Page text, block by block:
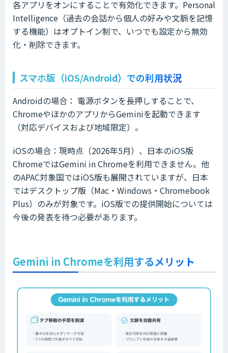
各アプリをオンにすることで有効化できます。Personal
Intelligence（過去の会話から個人の好みや文脈を記憶
する機能）はオプトイン制で、いつでも設定から無効
化・削除できます。
スマホ版（iOS/Android）での利用状況
Androidの場合： 電源ボタンを長押しすることで、
ChromeやほかのアプリからGeminiを起動できます
（対応デバイスおよび地域限定）。
iOSの場合：現時点（2026年5月）、日本のiOS版
ChromeではGemini in Chromeを利用できません。他
のAPAC対象国ではiOS版も展開されていますが、日本
ではデスクトップ版（Mac・Windows・Chromebook
Plus）のみが対象です。iOS版での提供開始については
今後の発表を待つ必要があります。
Gemini in Chromeを利用するメリット